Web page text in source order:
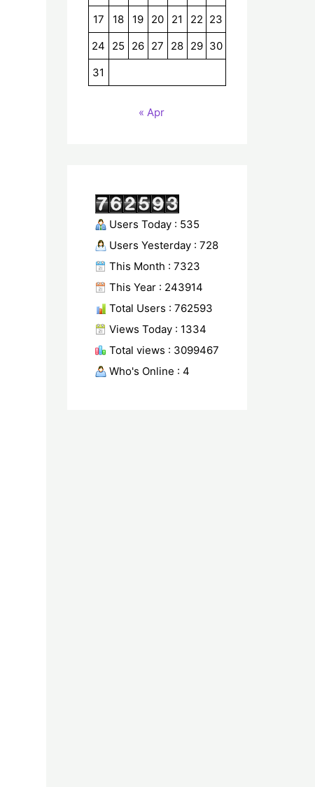
17
18 19 20 21 22 23
24
25 26 27 28 29 30
31
« Apr
Users Today : 535
Users Yesterday : 728
This Month : 7323
This Year : 243914
Total Users : 762593
Views Today : 1334
Total views : 3099467
Who's Online : 4